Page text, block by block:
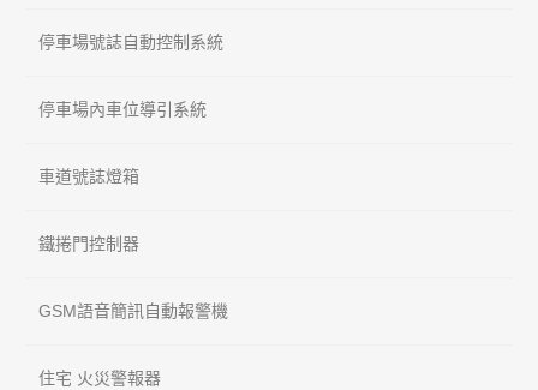
停車場號誌自動控制系統
停車場內車位導引系統
車道號誌燈箱
鐵捲門控制器
GSM語音簡訊自動報警機
住宅 火災警報器